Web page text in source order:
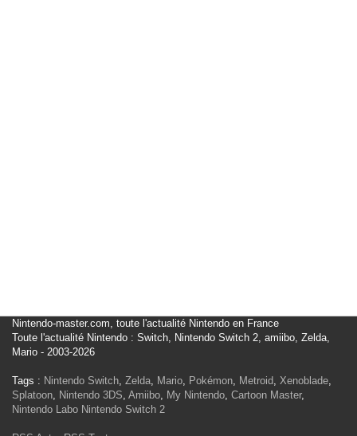
Nintendo-master.com, toute l'actualité Nintendo en France
Toute l'actualité Nintendo : Switch, Nintendo Switch 2, amiibo, Zelda,
Mario - 2003-2026
Tags : Nintendo Switch, Zelda, Mario, Pokémon, Metroid, Xenoblade,
Splatoon, Nintendo 3DS, Amiibo, My Nintendo, Cartoon Master,
Nintendo Labo Nintendo Switch 2